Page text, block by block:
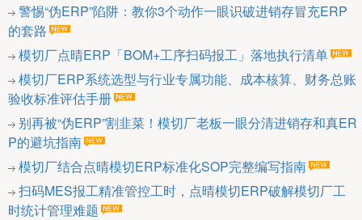
警惕“伪ERP”陷阱：教你3个动作一眼识破进销存冒充ERP
的套路
模切厂点晴ERP「BOM+工序扫码报工」落地执行清单
模切厂ERP系统选型与行业专属功能、成本核算、财务总账
验收标准评估手册
别再被“伪ERP”割韭菜！模切厂老板一眼分清进销存和真ER
P的避坑指南
模切厂结合点晴模切ERP标准化SOP完整编写指南
扫码MES报工精准管控工时，点晴模切ERP破解模切厂工
时统计管理难题